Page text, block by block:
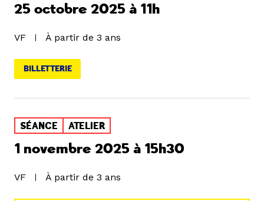
25 octobre 2025 à 11h
VF À partir de 3 ans
BILLETTERIE
SÉANCE ATELIER
1 novembre 2025 à 15h30
VF À partir de 3 ans